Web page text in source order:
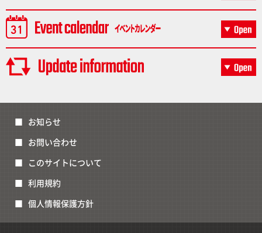
お知らせ
お問い合わせ
このサイトについて
利用規約
個人情報保護方針